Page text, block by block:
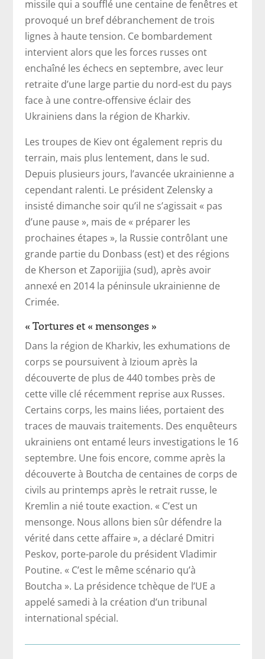
missile qui a soufflé une centaine de fenêtres et
provoqué un bref débranchement de trois
lignes à haute tension. Ce bombardement
intervient alors que les forces russes ont
enchaîné les échecs en septembre, avec leur
retraite d’une large partie du nord-est du pays
face à une contre-offensive éclair des
Ukrainiens dans la région de Kharkiv.
Les troupes de Kiev ont également repris du
terrain, mais plus lentement, dans le sud.
Depuis plusieurs jours, l’avancée ukrainienne a
cependant ralenti. Le président Zelensky a
insisté dimanche soir qu’il ne s’agissait « pas
d’une pause », mais de « préparer les
prochaines étapes », la Russie contrôlant une
grande partie du Donbass (est) et des régions
de Kherson et Zaporijjia (sud), après avoir
annexé en 2014 la péninsule ukrainienne de
Crimée.
« Tortures et « mensonges »
Dans la région de Kharkiv, les exhumations de
corps se poursuivent à Izioum après la
découverte de plus de 440 tombes près de
cette ville clé récemment reprise aux Russes.
Certains corps, les mains liées, portaient des
traces de mauvais traitements. Des enquêteurs
ukrainiens ont entamé leurs investigations le 16
septembre. Une fois encore, comme après la
découverte à Boutcha de centaines de corps de
civils au printemps après le retrait russe, le
Kremlin a nié toute exaction. « C’est un
mensonge. Nous allons bien sûr défendre la
vérité dans cette affaire », a déclaré Dmitri
Peskov, porte-parole du président Vladimir
Poutine. « C’est le même scénario qu’à
Boutcha ». La présidence tchèque de l’UE a
appelé samedi à la création d’un tribunal
international spécial.